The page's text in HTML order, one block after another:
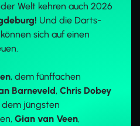
Welt kehren auch 2026
Und die Darts-
sich auf einen
, dem fünffachen
Barneveld, Chris Dobey
jüngsten
Gian van Veen,